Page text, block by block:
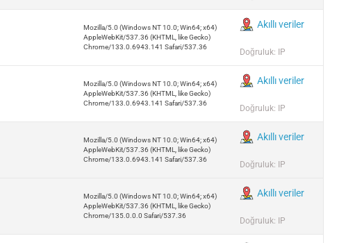
Mozilla/5.0 (Windows NT 10.0; Win64; x64)
AppleWebKit/537.36 (KHTML, like Gecko)
Chrome/133.0.6943.141 Safari/537.36
Akıllı veriler
Doğruluk: IP
Mozilla/5.0 (Windows NT 10.0; Win64; x64)
AppleWebKit/537.36 (KHTML, like Gecko)
Chrome/133.0.6943.141 Safari/537.36
Akıllı veriler
Doğruluk: IP
Mozilla/5.0 (Windows NT 10.0; Win64; x64)
AppleWebKit/537.36 (KHTML, like Gecko)
Chrome/133.0.6943.141 Safari/537.36
Akıllı veriler
Doğruluk: IP
Mozilla/5.0 (Windows NT 10.0; Win64; x64)
AppleWebKit/537.36 (KHTML, like Gecko)
Chrome/135.0.0.0 Safari/537.36
Akıllı veriler
Doğruluk: IP